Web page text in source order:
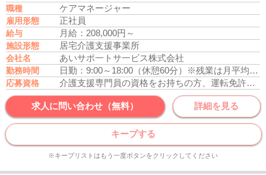
職種 ケアマネージャー
雇用形態 正社員
給与 月給：208,000円～
施設形態 居宅介護支援事業所
会社名 あいサポ一トサ一ビス株式会社
勤務時間 日勤：9:00～18:00（休憩60分） ※残業は月平均10時間程度となります。
応募資格 介護支援専門員の資格をお持ちの方、運転免許あれば尚可
求人に問い合わせ（無料） 詳細を見る
キープする
※キープリストはもう一度ボタンをクリックしてください